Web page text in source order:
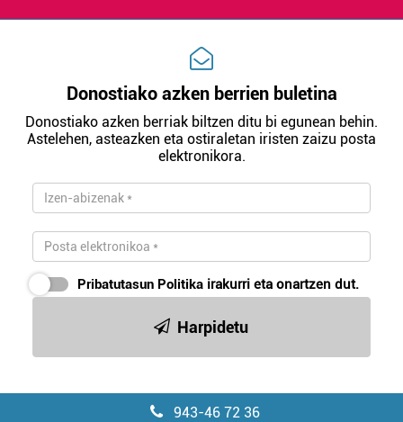
Donostiako azken berrien buletina
Donostiako azken berriak biltzen ditu bi egunean behin.
Astelehen, asteazken eta ostiraletan iristen zaizu posta
elektronikora.
Pribatutasun Politika irakurri eta onartzen dut.
Harpidetu
943-46 72 36